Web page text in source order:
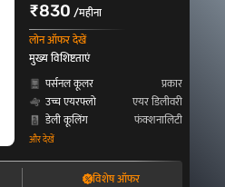
₹830 /महीना
लोन ऑफर देखें
मुख्य विशिष्टताएं
पर्सनल कूलर
प्रकार
उच्च एयरफ्लो
एयर डिलीवरी
डेली कूलिंग
फंक्शनालिटी
और देखें
विशेष ऑफर